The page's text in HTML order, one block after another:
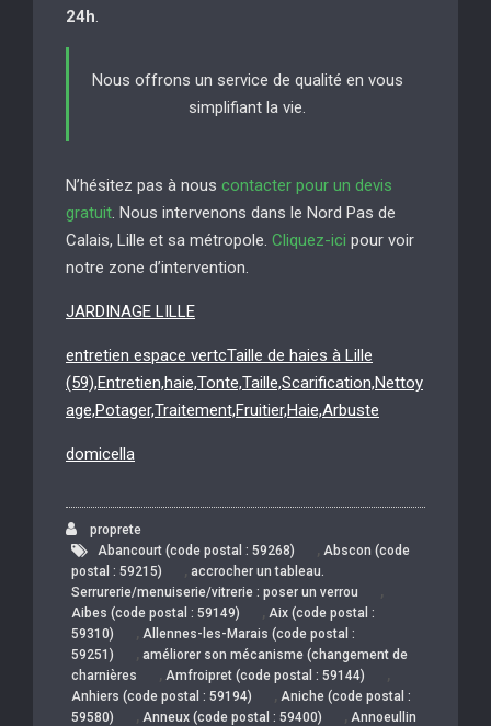
24h
Nous offrons un service de qualité en vous
simplifiant la vie.
N’hésitez pas à nous contacter pour un devis
gratuit . Nous intervenons dans le Nord Pas de
Calais, Lille et sa métropole. Cliquez-ici pour voir
notre zone d’intervention.
JARDINAGE LILLE
entretien espace vertcTaille de haies à Lille
(59),Entretien,haie,Tonte,Taille,Scarification,Nettoy
age,Potager,Traitement,Fruitier,Haie,Arbuste
domicella
proprete
Abancourt (code postal : 59268)
, Abscon (code
postal : 59215)
, accrocher un tableau.
Serrurerie/menuiserie/vitrerie : poser un verrou
,
Aibes (code postal : 59149) , Aix (code postal :
59310)
, Allennes-les-Marais (code postal :
59251)
, améliorer son mécanisme (changement de
charnières
, Amfroipret (code postal : 59144) ,
Anhiers (code postal : 59194) , Aniche (code postal :
59580)
, Anneux (code postal : 59400) , Annoeullin